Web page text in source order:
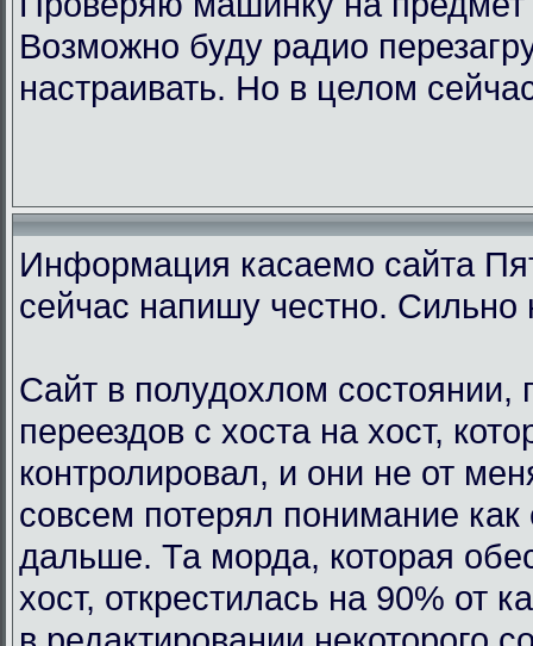
Возможно буду радио
настраивать. Но в целом
Информация касаемо сайта
сейчас напишу честно. Сильно
Сайт в полудохлом состоянии,
переездов с хоста на хост,
контролировал, и они не от
совсем потерял понимание как
дальше. Та морда, которая
хост, открестилась на 90% от